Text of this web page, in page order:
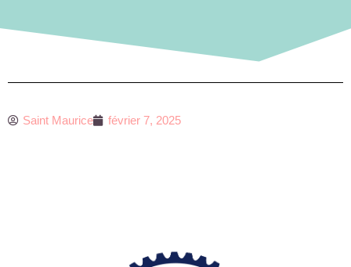
Saint Maurice février 7, 2025